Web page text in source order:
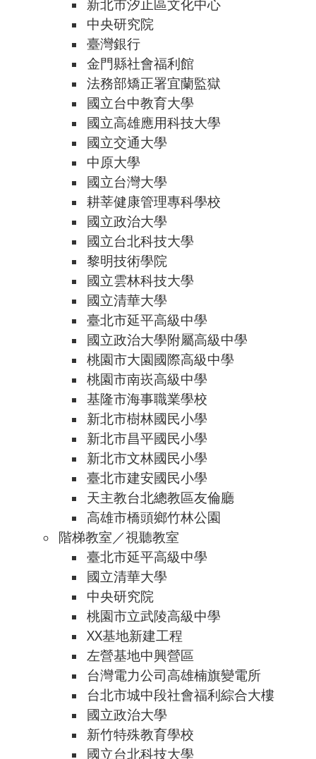
新北市汐止區文化中心
中央研究院
臺灣銀行
金門縣社會福利館
法務部矯正署宜蘭監獄
國立台中教育大學
國立高雄應用科技大學
國立交通大學
中原大學
國立台灣大學
耕莘健康管理專科學校
國立政治大學
國立台北科技大學
黎明技術學院
國立雲林科技大學
國立清華大學
臺北市延平高級中學
國立政治大學附屬高級中學
桃園市大園國際高級中學
桃園市南崁高級中學
基隆市海事職業學校
新北市樹林國民小學
新北市昌平國民小學
新北市文林國民小學
臺北市建安國民小學
天主教台北總教區友倫廳
高雄市橋頭鄉竹林公園
階梯教室／視聽教室
臺北市延平高級中學
國立清華大學
中央研究院
桃園市立武陵高級中學
XX基地新建工程
左營基地中興營區
台灣電力公司高雄楠旗變電所
台北市城中段社會福利綜合大樓
國立政治大學
新竹特殊教育學校
國立台北科技大學